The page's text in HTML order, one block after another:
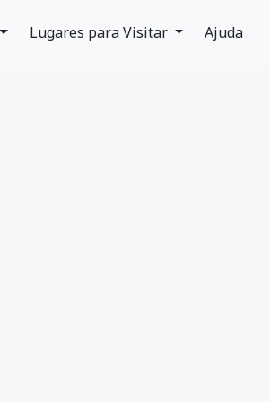
Lugares para Visitar Ajuda